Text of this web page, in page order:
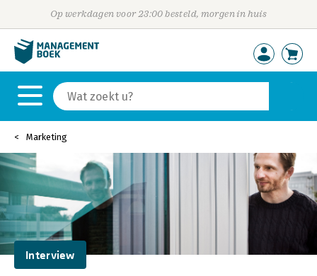
Op werkdagen voor 23:00 besteld, morgen in huis
Marketing
Interview